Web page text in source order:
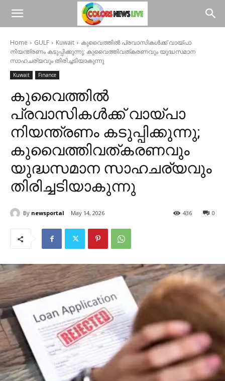
Home GULF Kuwait
കുവൈത്തിൽ പ്രവാസികൾക്ക് വായ്പാ
നിയന്ത്രണം കടുപ്പിക്കുന്നു; കുവൈത്തിവത്കരണവും യുദ്ധസമാന
സാഹചര്യവും തിരിച്ചടിയാകുന്നു
Kuwait Finance
കുവൈത്തിൽ
പ്രവാസികൾക്ക് വായ്പാ
നിയന്ത്രണം കടുപ്പിക്കുന്നു;
കുവൈത്തിവത്കരണവും
യുദ്ധസമാന സാഹചര്യവും
തിരിച്ചടിയാകുന്നു
By newsportal May 14, 2026 0
436